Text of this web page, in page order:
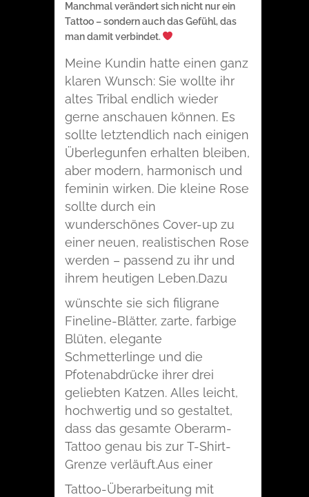
Manchmal verändert sich nicht nur ein
Tattoo – sondern auch das Gefühl, das
man damit verbindet.
Meine Kundin hatte einen ganz
klaren Wunsch: Sie wollte ihr
altes Tribal endlich wieder
gerne anschauen können. Es
sollte letztendlich nach einigen
Überlegunfen erhalten bleiben,
aber modern, harmonisch und
feminin wirken. Die kleine Rose
sollte durch ein
wunderschönes Cover-up zu
einer neuen, realistischen Rose
werden – passend zu ihr und
ihrem heutigen Leben.Dazu
wünschte sie sich filigrane
Fineline-Blätter, zarte, farbige
Blüten, elegante
Schmetterlinge und die
Pfotenabdrücke ihrer drei
geliebten Katzen. Alles leicht,
hochwertig und so gestaltet,
dass das gesamte Oberarm-
Tattoo genau bis zur T-Shirt-
Grenze verläuft.Aus einer
Tattoo-Überarbeitung mit